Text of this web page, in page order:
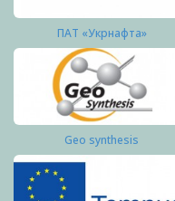
ПАТ «Укрнафта»
Geo synthesis